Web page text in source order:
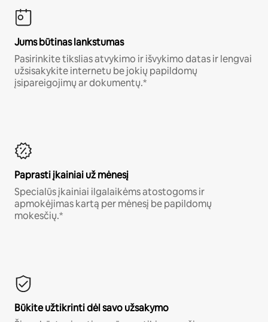
Jums būtinas lankstumas
Pasirinkite tikslias atvykimo ir išvykimo datas ir lengvai
užsisakykite internetu be jokių papildomų
įsipareigojimų ar dokumentų.*
Paprasti įkainiai už mėnesį
Specialūs įkainiai ilgalaikėms atostogoms ir
apmokėjimas kartą per mėnesį be papildomų
mokesčių.*
Būkite užtikrinti dėl savo užsakymo